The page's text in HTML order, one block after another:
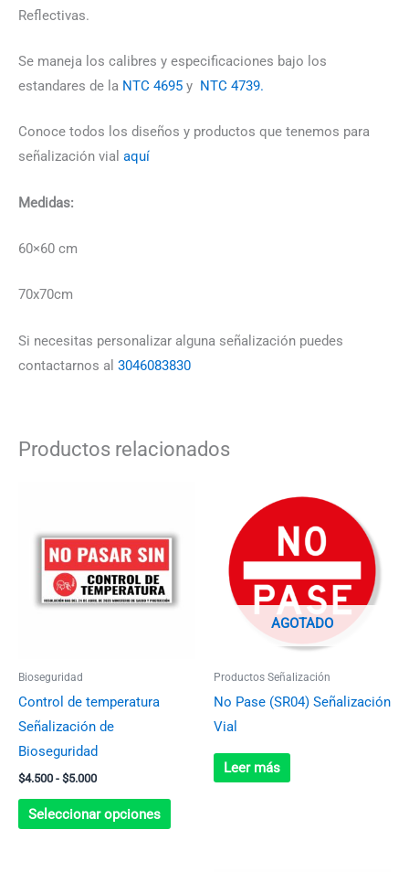
Reflectivas.
Se maneja los calibres y especificaciones bajo los
estandares de la NTC 4695 y NTC 4739.
Conoce todos los diseños y productos que tenemos para
señalización vial aquí
Medidas:
60×60 cm
70x70cm
Si necesitas personalizar alguna señalización puedes
contactarnos al 3046083830
Productos relacionados
Bioseguridad
Control de temperatura
Señalización de
Bioseguridad
$4.500 - $5.000
desde
$4.500
hasta
$5.000
Seleccionar opciones
tiene
múltiples
AGOTADO
Productos Señalización
No Pase (SR04) Señalización
Vial
Leer más